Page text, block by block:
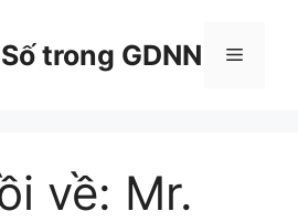
trong GDNN Menu
về: Mr.